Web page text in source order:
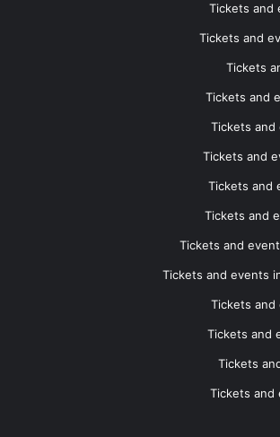
Tickets and
Tickets and
Tickets
Tickets and
Tickets and
Tickets and
Tickets and
Tickets and
Tickets and
Tickets and events
Tickets and
Tickets and
Tickets
Tickets and